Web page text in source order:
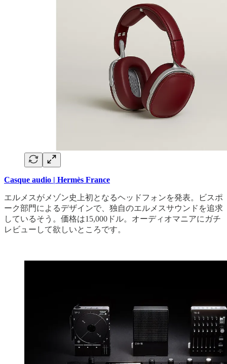
Casque audio | Hermès France
エルメスがメゾン史上初となるヘッドフォンを発表。ビスポ
ーク部門によるデザインで、独自のエルメスサウンドを追求
しているそう。価格は15,000ドル。オーディオマニアにガチ
レビューして欲しいところです。